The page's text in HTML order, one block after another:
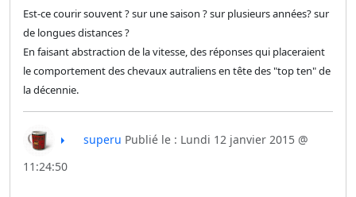
Est-ce courir souvent ? sur une saison ? sur plusieurs années? sur
de longues distances ?
En faisant abstraction de la vitesse, des réponses qui placeraient
le comportement des chevaux autraliens en tête des "top ten" de
la décennie.
superu Publié le : Lundi 12 janvier 2015 @
11:24:50